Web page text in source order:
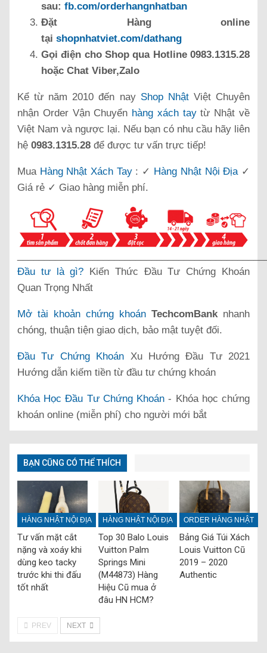
sau: fb.com/orderhangnhatban
Đặt Hàng online
tại shopnhatviet.com/dathang
Gọi điện cho Shop qua Hotline 0983.1315.28
hoặc Chat Viber,Zalo
Kể từ năm 2010 đến nay Shop NhậtViệt Chuyên
nhận Order Vận Chuyển hàng xách taytừ Nhật về
Việt Nam và ngược lại. Nếu bạn có nhu cầu hãy liên
hệ 0983.1315.28 để được tư vấn trực tiếp!
Mua Hàng Nhật Xách Tay: ✓ Hàng Nhật Nội Địa✓
Giá rẻ ✓ Giao hàng miễn phí.
Đầu tư là gì? Kiến Thức Đầu Tư Chứng Khoán
Quan Trọng Nhất
Mở tài khoản chứng khoán TechcomBank nhanh
chóng, thuận tiện giao dịch, bảo mật tuyệt đối.
Đầu Tư Chứng Khoán Xu Hướng Đầu Tư 2021
Hướng dẫn kiếm tiền từ đầu tư chứng khoán
Khóa Học Đầu Tư Chứng Khoán - Khóa học chứng
khoán online (miễn phí) cho người mới bắt
BẠN CŨNG CÓ THỂ THÍCH
HÀNG NHẬT NỘI ĐỊA
Tư vấn mặt cắt
nặng và xoáy khi
dùng keo tacky
trước khi thi đấu
tốt nhất
HÀNG NHẬT NỘI ĐỊA
Top 30 Balo Louis
Vuitton Palm
Springs Mini
(M44873) Hàng
Hiệu Cũ mua ở
đâu HN HCM?
ORDER HÀNG NHẬT
Bảng Giá Túi Xách
Louis Vuitton Cũ
2019 – 2020
Authentic
PREV NEXT